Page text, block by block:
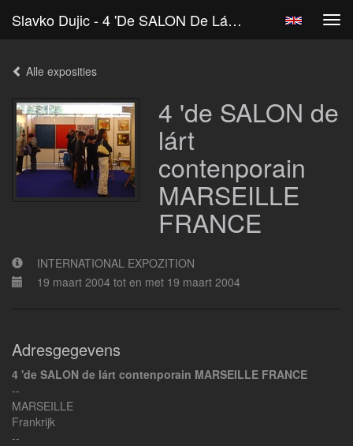
Slavko Dujic - 4 'de SALON De Lárt Contenporain MARSEILLE FRANCE
Alle exposities
4 'de SALON de
lárt
contenporain
MARSEILLE
FRANCE
INTERNATIONAL EXPOZITION
19 maart 2004 tot en met 19 maart 2004
Adresgegevens
4 'de SALON de lárt contenporain MARSEILLE FRANCE
--
MARSEILLE
Frankrijk
--